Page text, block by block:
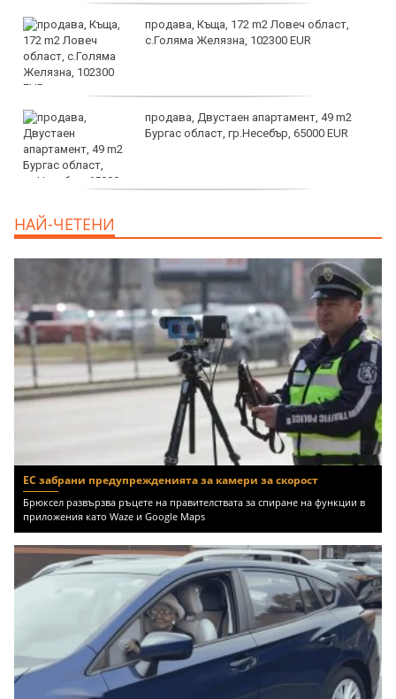
продава, Къща, 172 m2 Ловеч област,
с.Голяма Желязна, 102300 EUR
продава, Двустаен апартамент, 49 m2
Бургас област, гр.Несебър, 65000 EUR
НАЙ-ЧЕТЕНИ
ЕС забрани предупрежденията за камери за скорост
Брюксел развързва ръцете на правителствата за спиране на функции в
приложения като Waze и Google Maps